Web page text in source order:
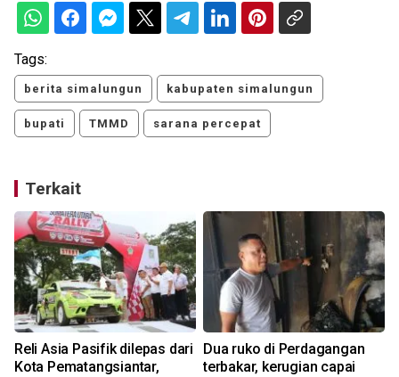
Tags:
berita simalungun kabupaten simalungun
bupati TMMD sarana percepat
Terkait
Reli Asia Pasifik dilepas dari
Kota Pematangsiantar,
Dua ruko di Perdagangan
terbakar, kerugian capai